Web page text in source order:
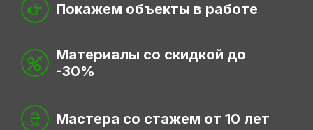
Покажем объекты в работе
Мастера со стажем от 10 лет
Материалы со скидкой до
-30%